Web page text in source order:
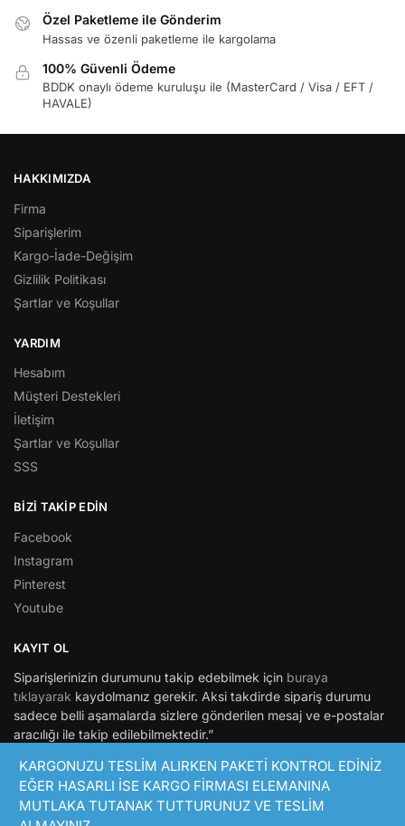
KARGONUZU TESLİM ALIRKEN PAKETİ KONTROL EDİNİZ
EĞER HASARLI İSE KARGO FİRMASI ELEMANINA
MUTLAKA TUTANAK TUTTURUNUZ VE TESLİM
Özel Paketleme ile Gönderim
Hassas ve özenli paketleme ile kargolama
100% Güvenli Ödeme
BDDK onaylı ödeme kuruluşu ile (MasterCard / Visa / EFT /
HAVALE)
HAKKIMIZDA
Firma
Siparişlerim
Kargo-İade-Değişim
Gizlilik Politikası
Şartlar ve Koşullar
YARDIM
Hesabım
Müşteri Destekleri
İletişim
Şartlar ve Koşullar
SSS
BİZİ TAKİP EDİN
Facebook
Instagram
Pinterest
Youtube
KAYIT OL
Siparişlerinizin durumunu takip edebilmek için buraya
tıklayarak kaydolmanız gerekir. Aksi takdirde sipariş durumu
sadece belli aşamalarda sizlere gönderilen mesaj ve e-postalar
aracılığı ile takip edilebilmektedir.”
© Hepsimaket 2021
Bir Niceyaslara.com markasıdır.